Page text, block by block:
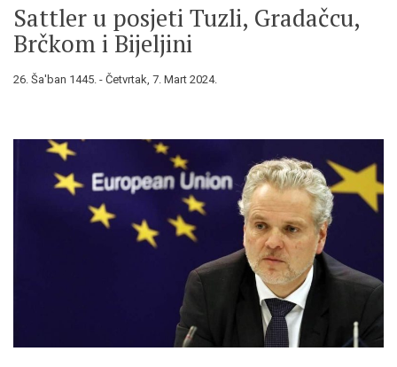
Sattler u posjeti Tuzli, Gradačcu,
Brčkom i Bijeljini
26. Ša'ban 1445. - Četvrtak, 7. Mart 2024.